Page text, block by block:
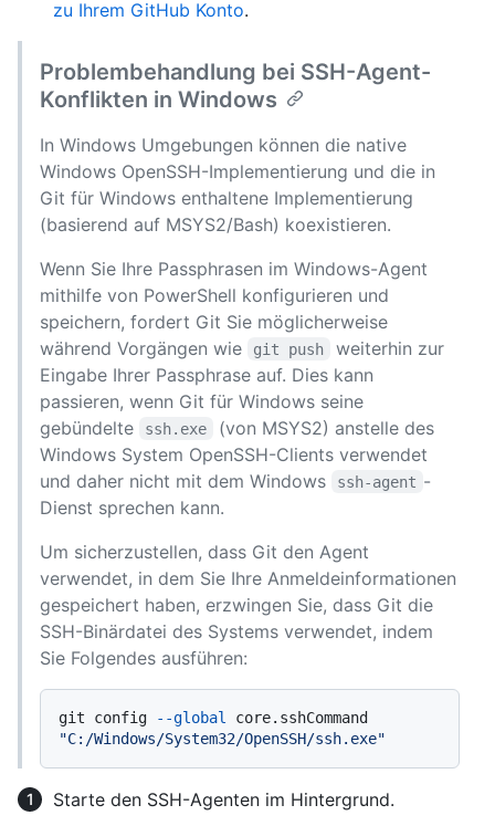
zu Ihrem GitHub Konto.
Problembehandlung bei SSH-Agent-
Konflikten in Windows
In Windows Umgebungen können die native
Windows OpenSSH-Implementierung und die in
Git für Windows enthaltene Implementierung
(basierend auf MSYS2/Bash) koexistieren.
Wenn Sie Ihre Passphrasen im Windows-Agent
mithilfe von PowerShell konfigurieren und
speichern, fordert Git Sie möglicherweise
während Vorgängen wie
git push
weiterhin zur
Eingabe Ihrer Passphrase auf. Dies kann
passieren, wenn Git für Windows seine
gebündelte
ssh.exe
(von MSYS2) anstelle des
Windows System OpenSSH-Clients verwendet
und daher nicht mit dem Windows
ssh-agent -
Dienst sprechen kann.
Um sicherzustellen, dass Git den Agent
verwendet, in dem Sie Ihre Anmeldeinformationen
gespeichert haben, erzwingen Sie, dass Git die
SSH-Binärdatei des Systems verwendet, indem
Sie Folgendes ausführen:
git config --global
"C:/Windows/System32/OpenSSH/ssh.exe"
Starte den SSH-Agenten im Hintergrund.